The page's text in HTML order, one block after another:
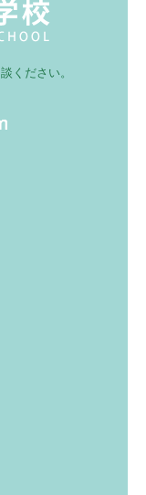
ください。